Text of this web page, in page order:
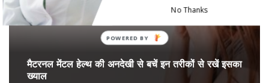
मैटरनल मेंटल हेल्थ की अनदेखी से बचें इन तरीकों से रखें इसका
ख्याल
No Thanks